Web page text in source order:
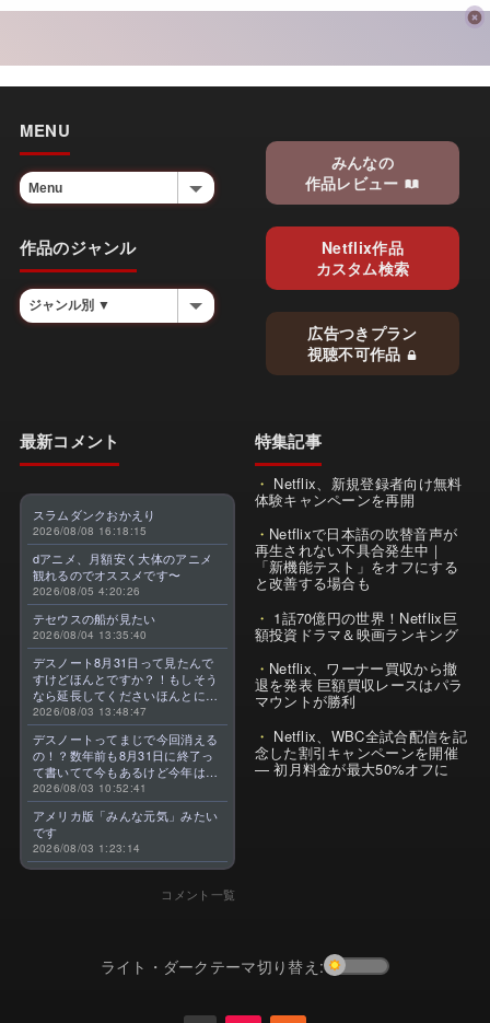
MENU
作品のジャンル
みんなの
作品レビュー
Netflix作品
カスタム検索
広告つきプラン
視聴不可作品
最新コメント
スラムダンクおかえり
2026/08/08 16:18:15
dアニメ、月額安く大体のアニメ
観れるのでオススメです〜
2026/08/05 4:20:26
テセウスの船が見たい
2026/08/04 13:35:40
デスノート8月31日って見たんで
すけどほんとですか？！もしそう
なら延長してくださいほんとに大
好きなんです😭
2026/08/03 13:48:47
デスノートってまじで今回消える
の！？数年前も8月31日に終了っ
て書いてて今もあるけど今年はま
じのやつ！？よくわからん！！で
きればなくならないでほしい！平
成アニメを振り返らせてくれっ
っ！！！！！！！
2026/08/03 10:52:41
アメリカ版「みんな元気」みたい
です
2026/08/03 1:23:14
コメント一覧
特集記事
Netflix、新規登録者向け無料
体験キャンペーンを再開
Netflixで日本語の吹替音声が
再生されない不具合発生中｜
「新機能テスト」をオフにする
と改善する場合も
1話70億円の世界！Netflix巨
額投資ドラマ＆映画ランキング
Netflix、ワーナー買収から撤
退を発表 巨額買収レースはパラ
マウントが勝利
Netflix、WBC全試合配信を記
念した割引キャンペーンを開催
— 初月料金が最大50%オフに
ライト・ダークテーマ切り替え: